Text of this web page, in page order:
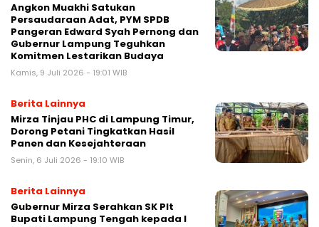
Angkon Muakhi Satukan
Persaudaraan Adat, PYM SPDB
Pangeran Edward Syah Pernong dan
Gubernur Lampung Teguhkan
Komitmen Lestarikan Budaya
Kamis, 9 Juli 2026 - 19:01 WIB
Berita Lainnya
Mirza Tinjau PHC di Lampung Timur,
Dorong Petani Tingkatkan Hasil
Panen dan Kesejahteraan
Senin, 6 Juli 2026 - 19:10 WIB
Berita Lainnya
Gubernur Mirza Serahkan SK Plt
Bupati Lampung Tengah kepada I